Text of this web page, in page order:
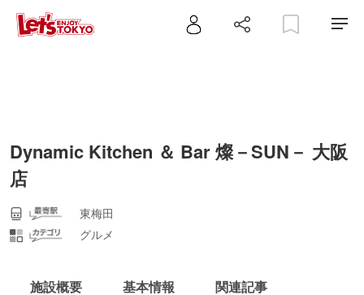
Dynamic Kitchen ＆ Bar 燦－SUN－ 大阪
店
東梅田
グルメ
施設概要 基本情報 関連記事